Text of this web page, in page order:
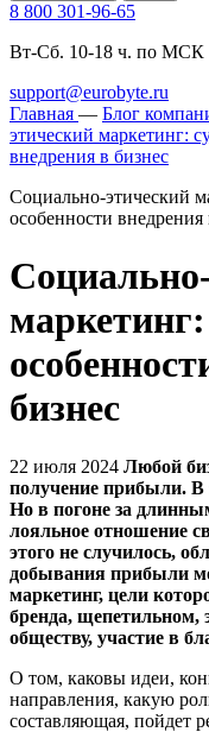
8 800 301-96-65
Вт-Сб. 10-18 ч. по МСК
support@eurobyte.ru
Главная — Блог
этический маркетинг:
внедрения в бизнес
Социально-этический
особенности внедрения
бизнес
22 июля 2024 Любой
получение прибыли. В
Но в погоне за
лояльное отношение
этого не случилось,
добывания прибыли
маркетинг, цели
бренда, щепетильном,
обществу, участие в
О том, каковы идеи,
направления, какую
составляющая, пойдет